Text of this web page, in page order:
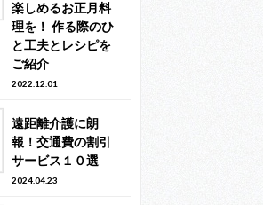
楽しめるお正月料
理を！ 作る際のひ
と工夫とレシピを
ご紹介
2022.12.01
遠距離介護に朗
報！交通費の割引
サービス１０選
2024.04.23